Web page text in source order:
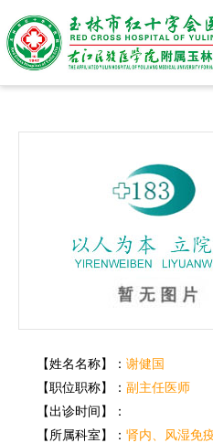
【姓名名称】： 谢健国
【职位职称】： 副主任医师
【出诊时间】：
【所属科室】： 肾内、风湿免